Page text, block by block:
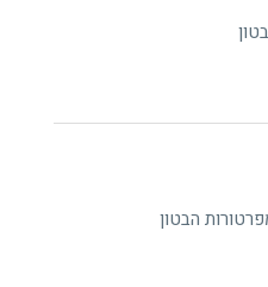
הבטון